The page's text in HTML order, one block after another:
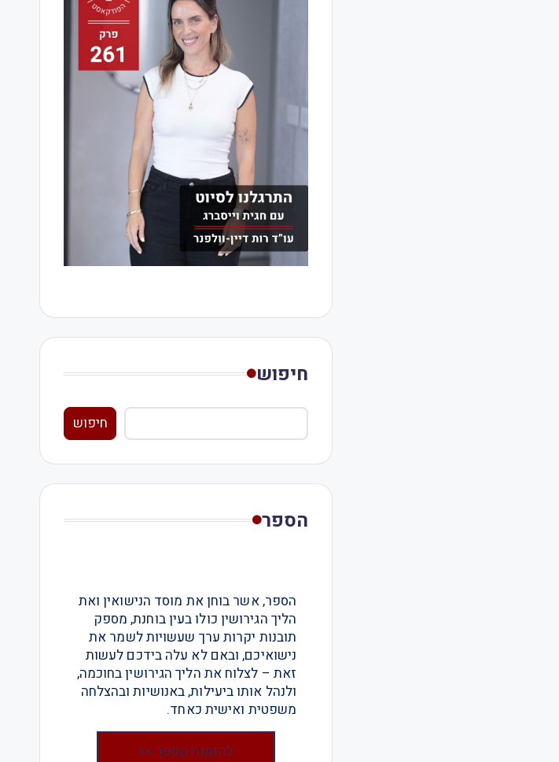
חיפוש
חיפוש
הספר
הספר, אשר בוחן את מוסד הנישואין ואת
הליך הגירושין כולו בעין בוחנת, מספק
תובנות יקרות ערך שעשויות לשמר את
נישואיכם, ובאם לא עלה בידכם לעשות
זאת – לצלוח את הליך הגירושין בחוכמה,
ולנהל אותו ביעילות, באנושיות ובהצלחה
משפטית ואישית כאחד.
להזמנת הספר >>